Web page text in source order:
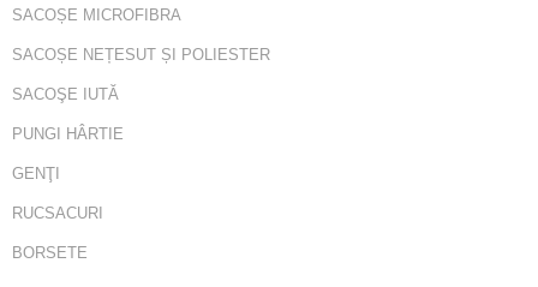
SACOȘE MICROFIBRA
SACOȘE NEȚESUT ȘI POLIESTER
SACOŞE IUTĂ
PUNGI HÂRTIE
GENŢI
RUCSACURI
BORSETE